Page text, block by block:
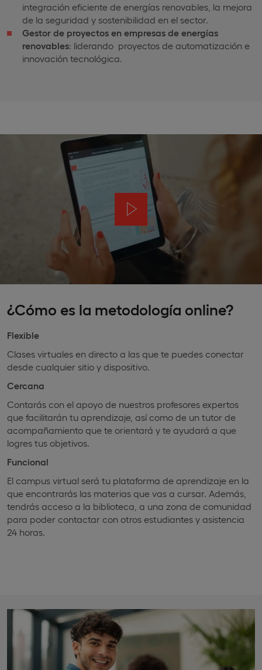
integración eficiente de energías renovables, la mejora
de la seguridad y sostenibilidad en el sector.
Gestor de proyectos en empresas de energías
renovables: liderando proyectos de automatización e
innovación tecnológica.
¿Cómo es la metodología online?
Flexible
Clases virtuales en directo a las que te puedes conectar
desde cualquier sitio y dispositivo.
Cercana
Contarás con el apoyo de nuestros profesores expertos
que facilitarán tu aprendizaje, así como de un tutor de
acompañamiento que te orientará y te ayudará a que
logres tus objetivos.
Funcional
El campus virtual será tu plataforma de aprendizaje en la
que encontrarás las materias que vas a cursar. Además,
tendrás acceso a la biblioteca, a una zona de comunidad
para poder contactar con otros estudiantes y asistencia
24 horas.